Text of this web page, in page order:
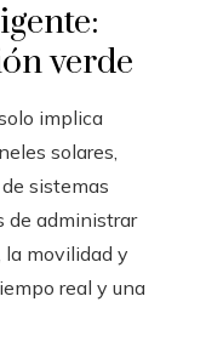
verde
implica
solares,
sistemas
de administrar
la movilidad y
real y una